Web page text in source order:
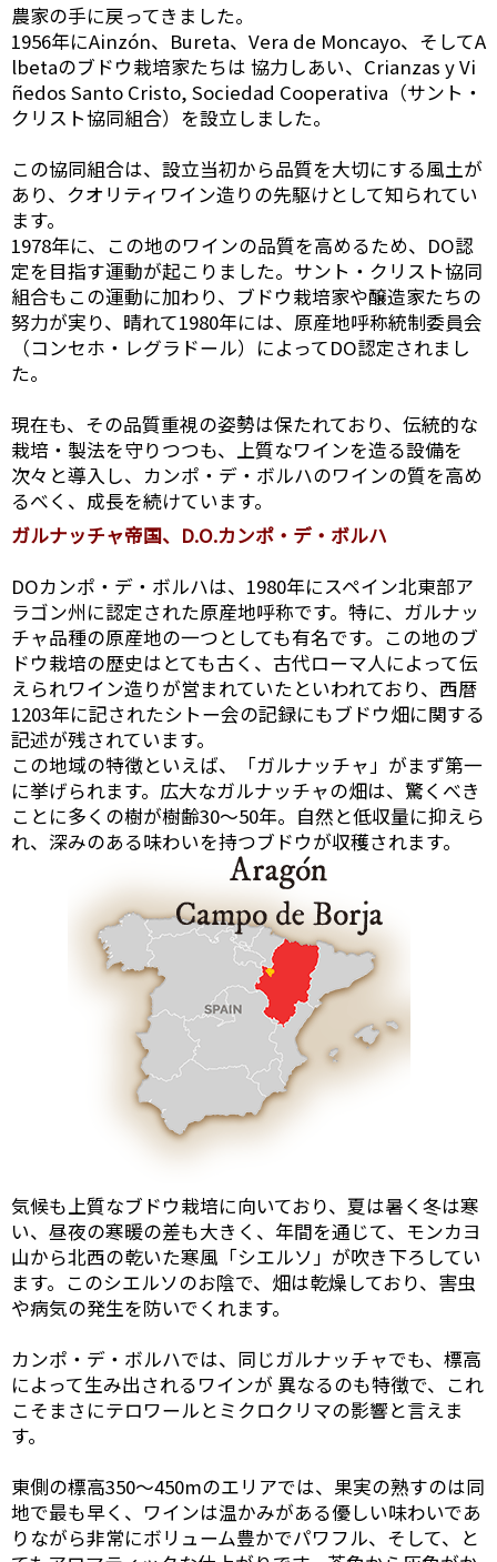
農家の手に戻ってきました。
1956年にAinzón、Bureta、Vera de Moncayo、そしてA
lbetaのブドウ栽培家たちは 協力しあい、Crianzas y Vi
ñedos Santo Cristo, Sociedad Cooperativa（サント・
クリスト協同組合）を設立しました。
この協同組合は、設立当初から品質を大切にする風土が
あり、クオリティワイン造りの先駆けとして知られてい
ます。
1978年に、この地のワインの品質を高めるため、DO認
定を目指す運動が起こりました。サント・クリスト協同
組合もこの運動に加わり、ブドウ栽培家や醸造家たちの
努力が実り、晴れて1980年には、原産地呼称統制委員会
（コンセホ・レグラドール）によってDO認定されまし
た。
現在も、その品質重視の姿勢は保たれており、伝統的な
栽培・製法を守りつつも、上質なワインを造る設備を
次々と導入し、カンポ・デ・ボルハのワインの質を高め
るべく、成長を続けています。
ガルナッチャ帝国、D.O.カンポ・デ・ボルハ
DOカンポ・デ・ボルハは、1980年にスペイン北東部ア
ラゴン州に認定された原産地呼称です。特に、ガルナッ
チャ品種の原産地の一つとしても有名です。この地のブ
ドウ栽培の歴史はとても古く、古代ローマ人によって伝
えられワイン造りが営まれていたといわれており、西暦
1203年に記されたシトー会の記録にもブドウ畑に関する
記述が残されています。
この地域の特徴といえば、「ガルナッチャ」がまず第一
に挙げられます。広大なガルナッチャの畑は、驚くべき
ことに多くの樹が樹齢30～50年。自然と低収量に抑えら
れ、深みのある味わいを持つブドウが収穫されます。
気候も上質なブドウ栽培に向いており、夏は暑く冬は寒
い、昼夜の寒暖の差も大きく、年間を通じて、モンカヨ
山から北西の乾いた寒風「シエルソ」が吹き下ろしてい
ます。このシエルソのお陰で、畑は乾燥しており、害虫
や病気の発生を防いでくれます。
カンポ・デ・ボルハでは、同じガルナッチャでも、標高
によって生み出されるワインが 異なるのも特徴で、これ
こそまさにテロワールとミクロクリマの影響と言えま
す。
東側の標高350～450mのエリアでは、果実の熟すのは同
地で最も早く、ワインは温かみがある優しい味わいであ
りながら非常にボリューム豊かでパワフル、そして、と